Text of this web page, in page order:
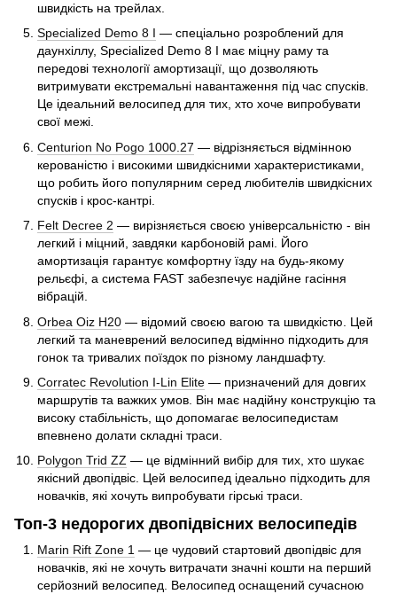
швидкість на трейлах.
Specialized Demo 8 I — спеціально розроблений для
даунхіллу, Specialized Demo 8 I має міцну раму та
передові технології амортизації, що дозволяють
витримувати екстремальні навантаження під час спусків.
Це ідеальний велосипед для тих, хто хоче випробувати
свої межі.
Centurion No Pogo 1000.27 — відрізняється відмінною
керованістю і високими швидкісними характеристиками,
що робить його популярним серед любителів швидкісних
спусків і крос-кантрі.
Felt Decree 2 — вирізняється своєю універсальністю - він
легкий і міцний, завдяки карбоновій рамі. Його
амортизація гарантує комфортну їзду на будь-якому
рельєфі, а система FAST забезпечує надійне гасіння
вібрацій.
Orbea Oiz H20 — відомий своєю вагою та швидкістю. Цей
легкий та маневрений велосипед відмінно підходить для
гонок та тривалих поїздок по різному ландшафту.
Corratec Revolution I-Lin Elite — призначений для довгих
маршрутів та важких умов. Він має надійну конструкцію та
високу стабільність, що допомагає велосипедистам
впевнено долати складні траси.
Polygon Trid ZZ — це відмінний вибір для тих, хто шукає
якісний двопідвіс. Цей велосипед ідеально підходить для
новачків, які хочуть випробувати гірські траси.
Топ-3 недорогих двопідвісних велосипедів
Marin Rift Zone 1 — це чудовий стартовий двопідвіс для
новачків, які не хочуть витрачати значні кошти на перший
серйозний велосипед. Велосипед оснащений сучасною